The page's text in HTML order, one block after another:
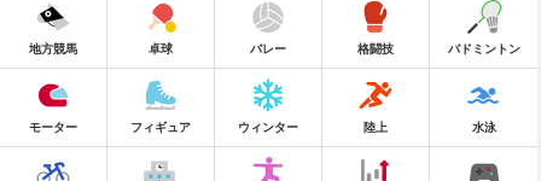
地方競馬 卓球 バレー 格闘技 バドミントン
モーター フィギュア ウィンター 陸上 水泳